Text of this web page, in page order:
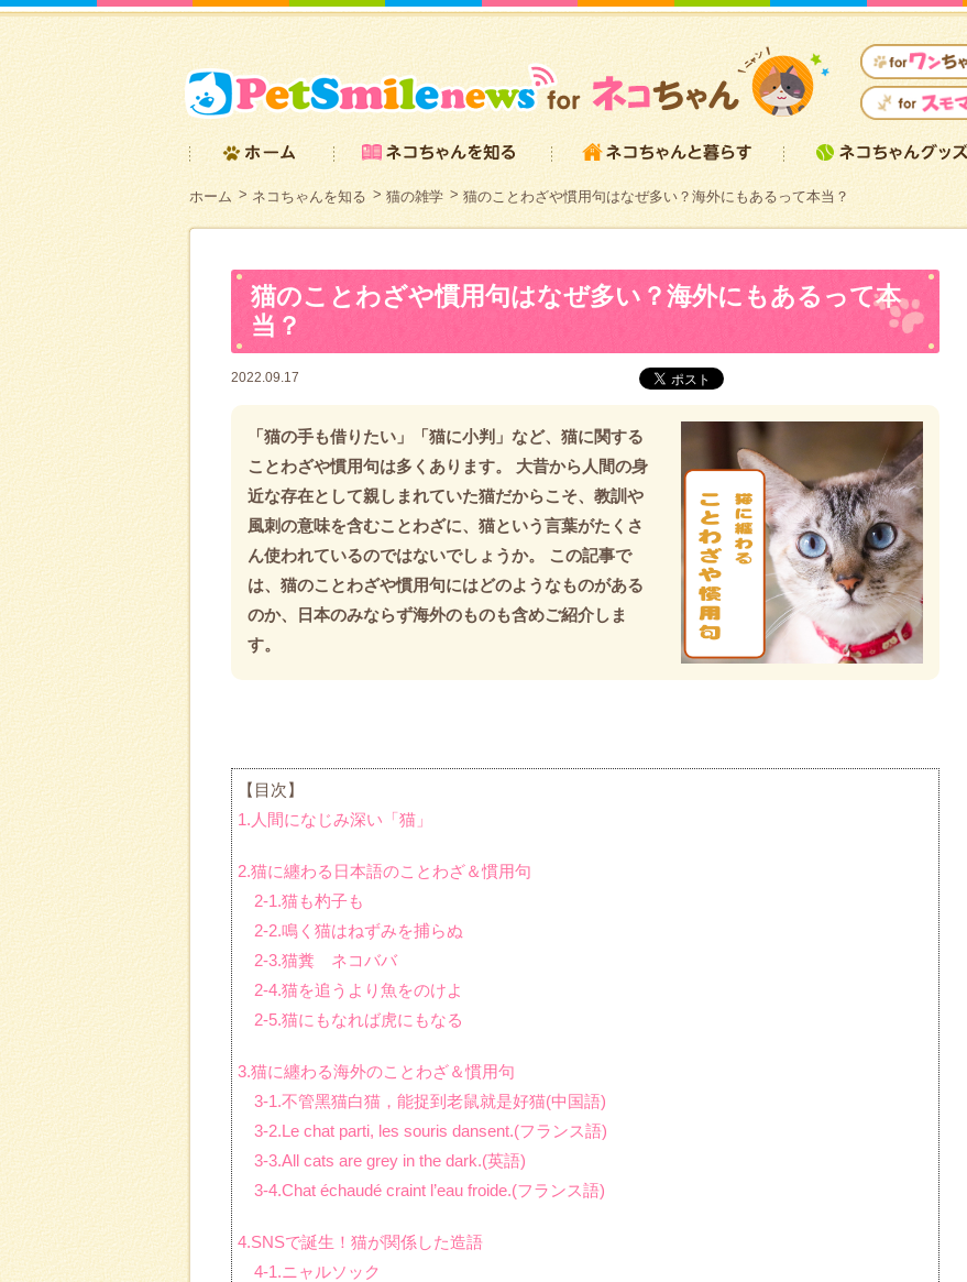
ホーム ネコちゃんを知る 猫の雑学 猫のことわざや慣用句はなぜ多い？海外にもあるって本当？
猫のことわざや慣用句はなぜ多い？海外にもあるって本
当？
2022.09.17
「猫の手も借りたい」「猫に小判」など、猫に関する
ことわざや慣用句は多くあります。 大昔から人間の身
近な存在として親しまれていた猫だからこそ、教訓や
風刺の意味を含むことわざに、猫という言葉がたくさ
ん使われているのではないでしょうか。 この記事で
は、猫のことわざや慣用句にはどのようなものがある
のか、日本のみならず海外のものも含めご紹介しま
す。
【目次】
1.人間になじみ深い「猫」
2.猫に纏わる日本語のことわざ＆慣用句
2-1.猫も杓子も
2-2.鳴く猫はねずみを捕らぬ
2-3.猫糞 ネコババ
2-4.猫を追うより魚をのけよ
2-5.猫にもなれば虎にもなる
3.猫に纏わる海外のことわざ＆慣用句
3-1.不管黑猫白猫，能捉到老鼠就是好猫(中国語)
3-2.Le chat parti, les souris dansent.(フランス語)
3-3.All cats are grey in the dark.(英語)
3-4.Chat échaudé craint l’eau froide.(フランス語)
4.SNSで誕生！猫が関係した造語
4-1.ニャルソック